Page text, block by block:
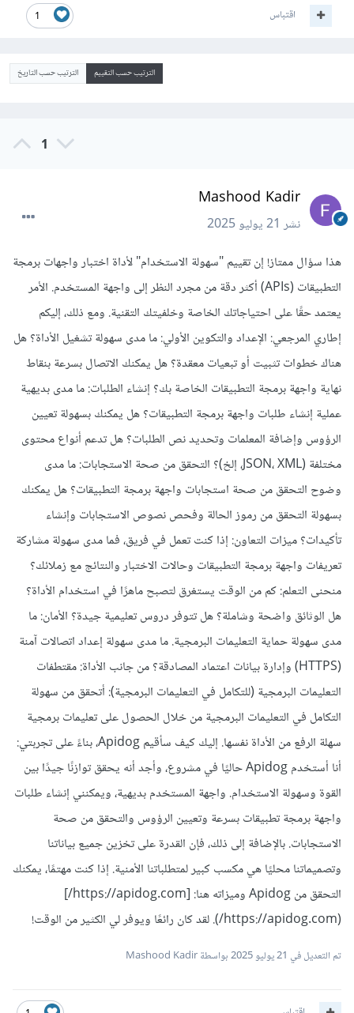
1 اقتباس
الترتيب حسب التقييم الترتيب حسب التاريخ
1
Mashood Kadir
نشر21 يوليو 2025
هذا سؤال ممتاز! إن تقييم "سهولة الاستخدام" لأداة اختبار واجهات برمجة
التطبيقات (APIs) أكثر دقة من مجرد النظر إلى واجهة المستخدم. الأمر
يعتمد حقًا على احتياجاتك الخاصة وخلفيتك التقنية. ومع ذلك، إليكم
إطاري المرجعي: الإعداد والتكوين الأولي: ما مدى سهولة تشغيل الأداة؟ هل
هناك خطوات تثبيت أو تبعيات معقدة؟ هل يمكنك الاتصال بسرعة بنقاط
نهاية واجهة برمجة التطبيقات الخاصة بك؟ إنشاء الطلبات: ما مدى بديهية
عملية إنشاء طلبات واجهة برمجة التطبيقات؟ هل يمكنك بسهولة تعيين
الرؤوس وإضافة المعلمات وتحديد نص الطلبات؟ هل تدعم أنواع محتوى
مختلفة (JSON، XML، إلخ)؟ التحقق من صحة الاستجابات: ما مدى
وضوح التحقق من صحة استجابات واجهة برمجة التطبيقات؟ هل يمكنك
بسهولة التحقق من رموز الحالة وفحص نصوص الاستجابات وإنشاء
تأكيدات؟ ميزات التعاون: إذا كنت تعمل في فريق، فما مدى سهولة مشاركة
تعريفات واجهة برمجة التطبيقات وحالات الاختبار والنتائج مع زملائك؟
منحنى التعلم: كم من الوقت يستغرق لتصبح ماهرًا في استخدام الأداة؟
هل الوثائق واضحة وشاملة؟ هل تتوفر دروس تعليمية جيدة؟ الأمان: ما
مدى سهولة حماية التعليمات البرمجية. ما مدى سهولة إعداد اتصالات آمنة
(HTTPS) وإدارة بيانات اعتماد المصادقة؟ من جانب الأداة: مقتطفات
التعليمات البرمجية (للتكامل في التعليمات البرمجية): أتحقق من سهولة
التكامل في التعليمات البرمجية من خلال الحصول على تعليمات برمجية
سهلة الرفع من الأداة نفسها. إليك كيف سأقيم Apidog، بناءً على تجربتي:
أنا أستخدم Apidog حاليًا في مشروع، وأجد أنه يحقق توازنًا جيدًا بين
القوة وسهولة الاستخدام. واجهة المستخدم بديهية، ويمكنني إنشاء طلبات
واجهة برمجة تطبيقات بسرعة وتعيين الرؤوس والتحقق من صحة
الاستجابات. بالإضافة إلى ذلك، فإن القدرة على تخزين جميع بياناتنا
وتصميماتنا محليًا هي مكسب كبير لمتطلباتنا الأمنية. إذا كنت مهتمًا، يمكنك
التحقق من Apidog وميزاته هنا: [https://apidog.com/]
تم التعديل في 21 يوليو 2025 بواسطة Mashood Kadir